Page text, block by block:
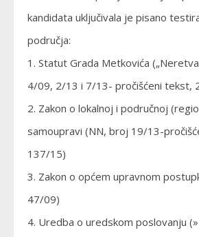
kandidata uključivala je pisano
područja:
1. Statut Grada Metkovića
4/09, 2/13 i 7/13- pročišćeni tekst,
2. Zakon o lokalnoj i područnoj
samoupravi (NN, broj 19/13-
137/15)
3. Zakon o općem upravnom
47/09)
4. Uredba o uredskom poslovanju